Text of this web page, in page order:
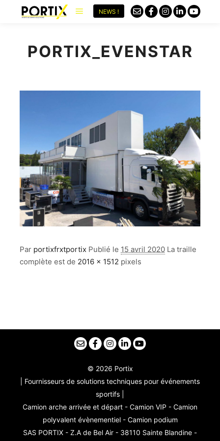
NEWS !
PORTIX_EVENSTAR
Par portixfrxtportix Publié le 15 avril 2020 La traille
complète est de 2016 × 1512 pixels
© 2026 Portix
| Fournisseurs de solutions techniques pour événements
sportifs |
Camion arche arrivée et départ - Camion VIP - Camion
polyvalent évènementiel - Camion podium
SAS PORTIX - Z.A de Bel Air - 38110 Sainte Blandine -